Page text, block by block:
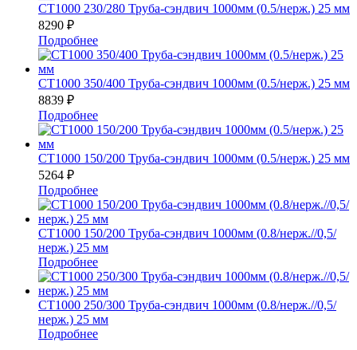
СТ1000 230/280 Труба-сэндвич 1000мм (0.5/нерж.) 25 мм
8290 ₽
Подробнее
СТ1000 350/400 Труба-сэндвич 1000мм (0.5/нерж.) 25 мм
8839 ₽
Подробнее
СТ1000 150/200 Труба-сэндвич 1000мм (0.5/нерж.) 25 мм
5264 ₽
Подробнее
СТ1000 150/200 Труба-сэндвич 1000мм (0.8/нерж.//0,5/
нерж.) 25 мм
Подробнее
СТ1000 250/300 Труба-сэндвич 1000мм (0.8/нерж.//0,5/
нерж.) 25 мм
Подробнее